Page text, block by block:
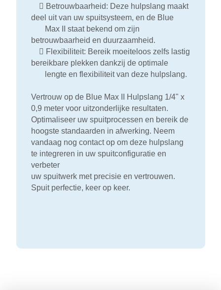
 Betrouwbaarheid: Deze hulpslang maakt
deel uit van uw spuitsysteem, en de Blue
Max II staat bekend om zijn
betrouwbaarheid en duurzaamheid.
 Flexibiliteit: Bereik moeiteloos zelfs lastig
bereikbare plekken dankzij de optimale
lengte en flexibiliteit van deze hulpslang.
Vertrouw op de Blue Max II Hulpslang 1/4" x
0,9 meter voor uitzonderlijke resultaten.
Optimaliseer uw spuitprocessen en bereik de
hoogste standaarden in afwerking. Neem
vandaag nog contact op om deze hulpslang
te integreren in uw spuitconfiguratie en
verbeter
uw spuitwerk met precisie en vertrouwen.
Spuit perfectie, keer op keer.